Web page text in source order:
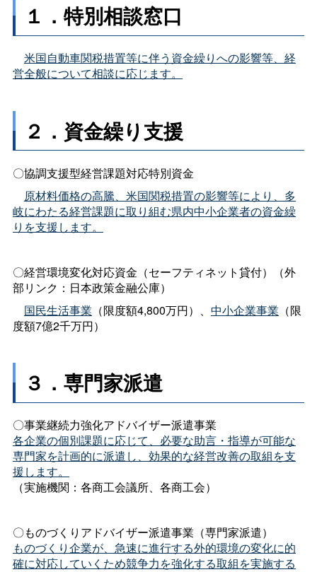
１．特別相談窓口
米国自動車関税措置等に伴う資金繰りへの影響等、経
営全般について相談に応じます。
２．資金繰り支援
〇協調支援型経営課題対応特別資金
原材料価格の高騰、米国関税措置の影響等により、多
岐にわたる経営課題に取り組む県内中小企業者の資金繰
りを支援します。
〇経営環境変化対応資金（セーフティネット貸付）（外
部リンク：日本政策金融公庫）
国民生活事業 （限度額4,800万円）、 中小企業事業 （限
度額7億2千万円）
３．専門家派遣
〇事業継続力強化アドバイザー派遣事業
各企業の個別課題に応じて、必要な助言・指導が可能な
専門家を計画的に派遣し、効果的な経営改善の取組を支
援します。
（実施機関：各商工会議所、各商工会）
〇ものづくりアドバイザー派遣事業（専門家派遣）
ものづくり企業が、急速に進行する外的環境の変化に的
確に対応していくため競争力を強化する取組を実施する